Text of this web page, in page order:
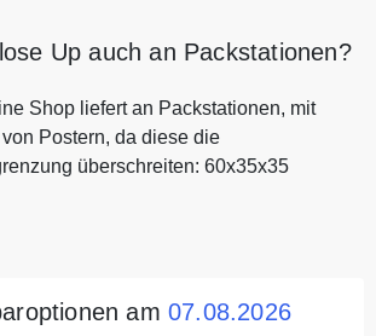
Up auch an Packstationen?
Shop liefert an Packstationen, mit
Postern, da diese die
überschreiten: 60x35x35
am 07.08.2026